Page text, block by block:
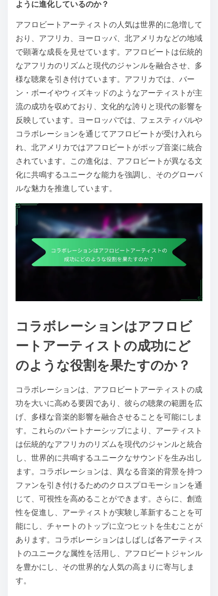
ように進化しているのか？
アフロビートアーティストの人気は世界的に急増して
おり、アフリカ、ヨーロッパ、北アメリカなどの地域
で顕著な成長を見せています。アフロビートは伝統的
なアフリカのリズムと現代のジャンルを融合させ、多
様な聴衆を引き付けています。アフリカでは、バー
ン・ボーイやウィズキッドのようなアーティストが主
流の成功を収めており、文化的な誇りと現代の影響を
反映しています。ヨーロッパでは、フェスティバルや
コラボレーションを通じてアフロビートが受け入れら
れ、北アメリカではアフロビートがポップ音楽に統合
されています。この進化は、アフロビートが異なる文
化に共鳴するユニークな能力を強調し、そのグローバ
ルな魅力を推進しています。
コラボレーションはアフロビ
ートアーティストの成功にど
のような役割を果たすのか？
コラボレーションは、アフロビートアーティストの成
功を大いに高める要因であり、彼らの聴衆の範囲を広
げ、多様な音楽的影響を融合させることを可能にしま
す。これらのパートナーシップにより、アーティスト
は伝統的なアフリカのリズムを現代のジャンルと統合
し、世界的に共鳴するユニークなサウンドを生み出し
ます。コラボレーションは、異なる音楽的背景を持つ
ファンを引き付けるためのクロスプロモーションを通
じて、可視性を高めることができます。さらに、創造
性を促進し、アーティストが実験し革新することを可
能にし、チャートのトップに立つヒットを生むことが
あります。コラボレーションはしばしば各アーティス
トのユニークな属性を活用し、アフロビートジャンル
を豊かにし、その世界的な人気の高まりに寄与しま
す。